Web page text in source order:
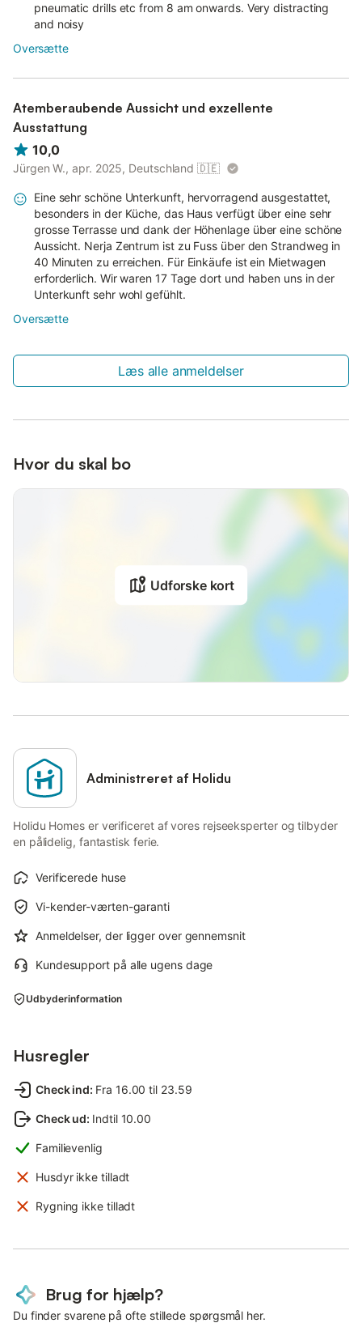
pneumatic drills etc from 8 am onwards. Very distracting
and noisy
Oversætte
Atemberaubende Aussicht und exzellente
Ausstattung
10,0
Jürgen W., apr. 2025, Deutschland 🇩🇪
Eine sehr schöne Unterkunft, hervorragend ausgestattet,
besonders in der Küche, das Haus verfügt über eine sehr
grosse Terrasse und dank der Höhenlage über eine schöne
Aussicht. Nerja Zentrum ist zu Fuss über den Strandweg in
40 Minuten zu erreichen. Für Einkäufe ist ein Mietwagen
erforderlich. Wir waren 17 Tage dort und haben uns in der
Unterkunft sehr wohl gefühlt.
Oversætte
Læs alle anmeldelser
Hvor du skal bo
Udforske kort
Administreret af Holidu
Holidu Homes er verificeret af vores rejseeksperter og tilbyder
en pålidelig, fantastisk ferie.
Verificerede huse
Vi-kender-værten-garanti
Anmeldelser, der ligger over gennemsnit
Kundesupport på alle ugens dage
Udbyderinformation
Husregler
Check ind: Fra 16.00 til 23.59
Check ud: Indtil 10.00
Familievenlig
Husdyr ikke tilladt
Rygning ikke tilladt
Brug for hjælp?
Du finder svarene på ofte stillede spørgsmål her.